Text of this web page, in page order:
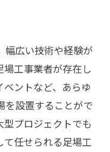
幅広い技術や経験が
工事業者が存在し
ントなど、あらゆ
を設置することがで
プロジェクトでも
任せられる足場工